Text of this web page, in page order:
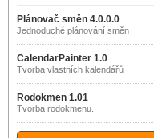
Plánovač směn 4.0.0.0
Jednoduché plánování směn
CalendarPainter 1.0
Tvorba vlastních kalendářů
Rodokmen 1.01
Tvorba rodokmenu.